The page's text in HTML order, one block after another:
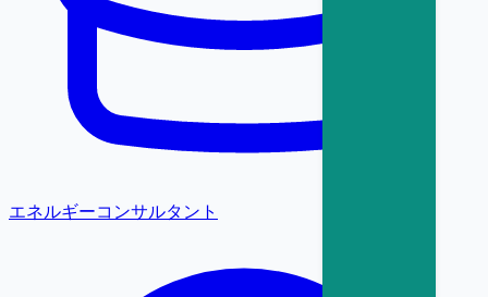
エネルギーコンサルタント